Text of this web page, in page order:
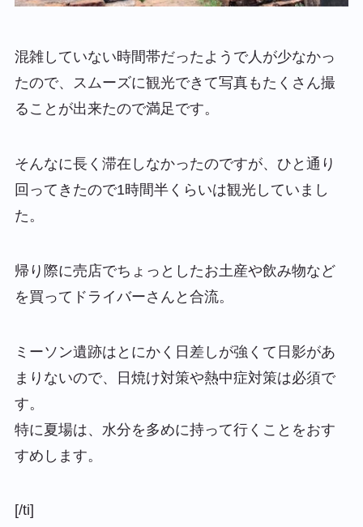
混雑していない時間帯だったようで人が少なかっ
たので、スムーズに観光できて写真もたくさん撮
ることが出来たので満足です。
そんなに長く滞在しなかったのですが、ひと通り
回ってきたので1時間半くらいは観光していまし
た。
帰り際に売店でちょっとしたお土産や飲み物など
を買ってドライバーさんと合流。
ミーソン遺跡はとにかく日差しが強くて日影があ
まりないので、日焼け対策や熱中症対策は必須で
す。
特に夏場は、水分を多めに持って行くことをおす
すめします。
[/ti]